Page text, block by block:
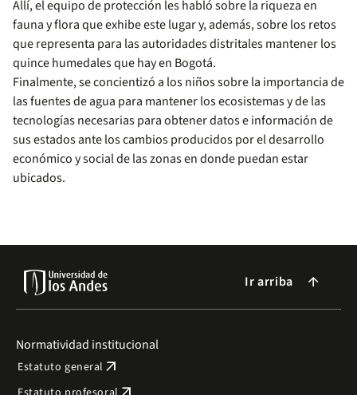
Allí, el equipo de protección les habló sobre la riqueza en
fauna y flora que exhibe este lugar y, además, sobre los retos
que representa para las autoridades distritales mantener los
quince humedales que hay en Bogotá.
Finalmente, se concientizó a los niños sobre la importancia de
las fuentes de agua para mantener los ecosistemas y de las
tecnologías necesarias para obtener datos e información de
sus estados ante los cambios producidos por el desarrollo
económico y social de las zonas en donde puedan estar
ubicados.
Ir arriba arrow_forward
Normatividad institucional
Estatuto general arrow_outward